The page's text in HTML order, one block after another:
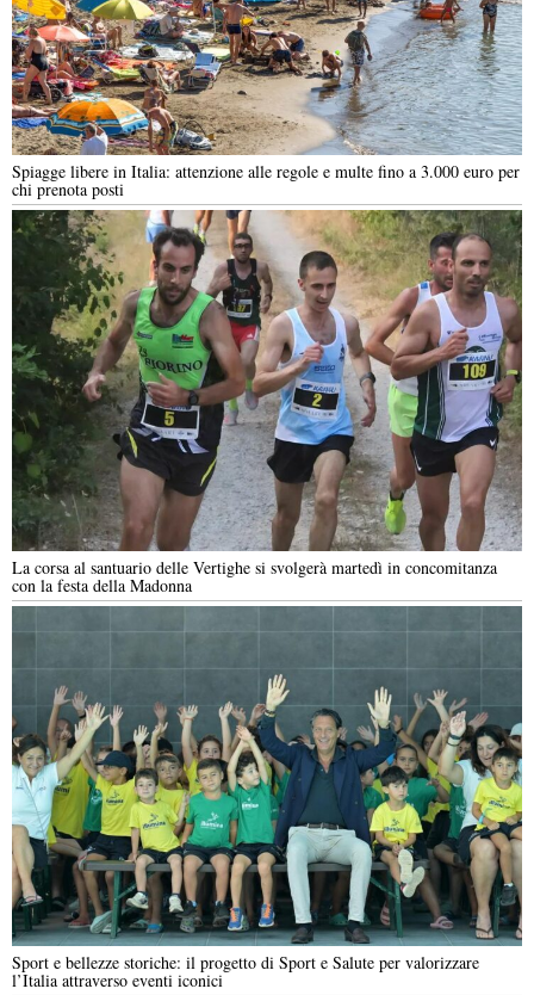
Spiagge libere in Italia: attenzione alle regole e multe fino a 3.000 euro per
chi prenota posti
La corsa al santuario delle Vertighe si svolgerà martedì in concomitanza
con la festa della Madonna
Sport e bellezze storiche: il progetto di Sport e Salute per valorizzare
l’Italia attraverso eventi iconici